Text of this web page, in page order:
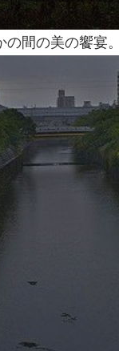
の間の美の饗宴